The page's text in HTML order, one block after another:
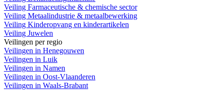
Veiling Farmaceutische & chemische sector
Veiling Metaalindustrie & metaalbewerking
Veiling Kinderopvang en kinderartikelen
Veiling Juwelen
Veilingen per regio
Veilingen in Henegouwen
Veilingen in Luik
Veilingen in Namen
Veilingen in Oost-Vlaanderen
Veilingen in Waals-Brabant